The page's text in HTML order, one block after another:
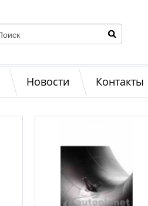
Новости Контакты